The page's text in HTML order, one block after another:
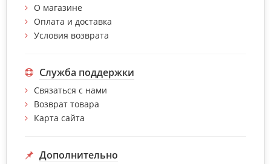
О магазине
Оплата и доставка
Условия возврата
Служба поддержки
Связаться с нами
Возврат товара
Карта сайта
Дополнительно